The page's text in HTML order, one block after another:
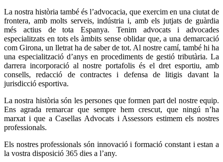
La nostra història també és l’advocacia, que exercim en una ciutat de
frontera, amb molts serveis, indústria i, amb els jutjats de guàrdia
més actius de tota Espanya. Tenim advocats i advocades
especialitzats en tots els àmbits sense oblidar que, a una demarcació
com Girona, un lletrat ha de saber de tot. Al nostre camí, també hi ha
una especialització d’anys en procediments de gestió tributària. La
darrera incorporació al nostre portafolis és el dret esportiu, amb
consells, redacció de contractes i defensa de litigis davant la
jurisdicció esportiva.
La nostra història són les persones que formen part del nostre equip.
Ens agrada remarcar que sempre hem crescut, que ningú n’ha
marxat i que a Casellas Advocats i Assessors estimem els nostres
professionals.
Els nostres professionals són innovació i formació constant i estan a
la vostra disposició 365 dies a l’any.